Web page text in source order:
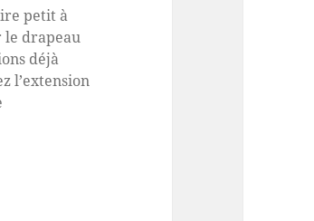
petit à
le drapeau
déjà
l’extension